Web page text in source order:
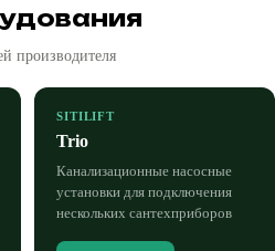
производителя
SITILIFT
Trio
Канализационные насосные
установки для подключения
нескольких сантехприборов